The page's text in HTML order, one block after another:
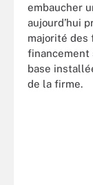
embaucher
aujourd’hui
majorité des
financement
base
de la firme.